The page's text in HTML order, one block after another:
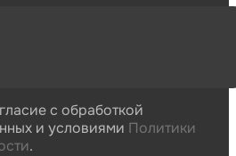
с обработкой
и условиями Политики
.